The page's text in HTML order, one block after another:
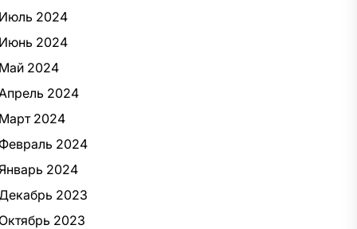
Июль 2024
Июнь 2024
Май 2024
2024
Март 2024
Февраль 2024
2024
2023
Октябрь 2023